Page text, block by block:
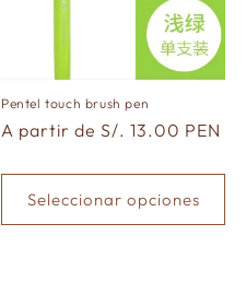
Pentel touch brush pen
Precio
A partir de S/. 13.00 PEN
Seleccionar opciones